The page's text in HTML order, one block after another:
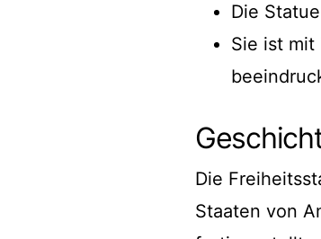
Die
Sie ist
Die
Staaten von